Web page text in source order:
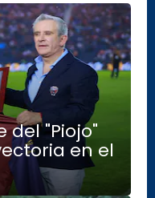
del "Piojo"
en el